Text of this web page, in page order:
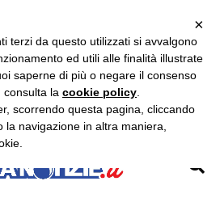
×
terzi da questo utilizzati si avvalgono
ed utili alle finalità illustrate
saperne di più o negare il consenso
consulta la cookie policy
scorrendo questa pagina, cliccando
navigazione in altra maniera,